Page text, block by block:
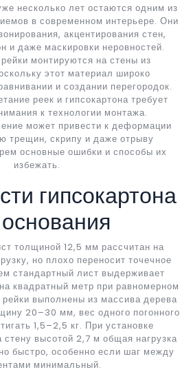
несколько лет остаются одним из
в современном интерьере. Они
акцентирования стен,
и даже маскировки неровностей.
монтируются на стены из
этот материал широко
и создании перегородок.
реек и гипсокартона требует
к технологии монтажа.
может привести к деформации
трещин, скрипу и даже отрыву
основные ошибки и способы их
избежать.
гипсокартона
толщиной 12,5 мм рассчитан на
но плохо переносит точечное
стандартный лист выдерживает
квадратный метр при равномерном
выполнены из массива дерева
20–30 мм, вес одного погонного
1,5–2,5 кг. При установке
стену высотой 2,7 м общая нагрузка
быстро, особенно если шаг между
минимальный.